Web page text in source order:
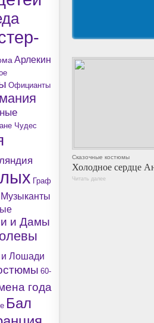
Арлекин
Официанты
Чудес
Граф
Музыканты
и Дамы
Лошади
60-
года
Бал
Сказочные костюмы
Холодное сердце
Читать далее